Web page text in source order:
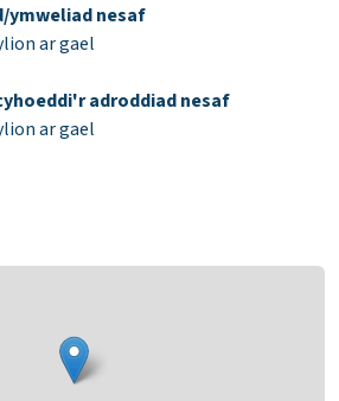
ymweliad nesaf
ar gael
adroddiad nesaf
ar gael